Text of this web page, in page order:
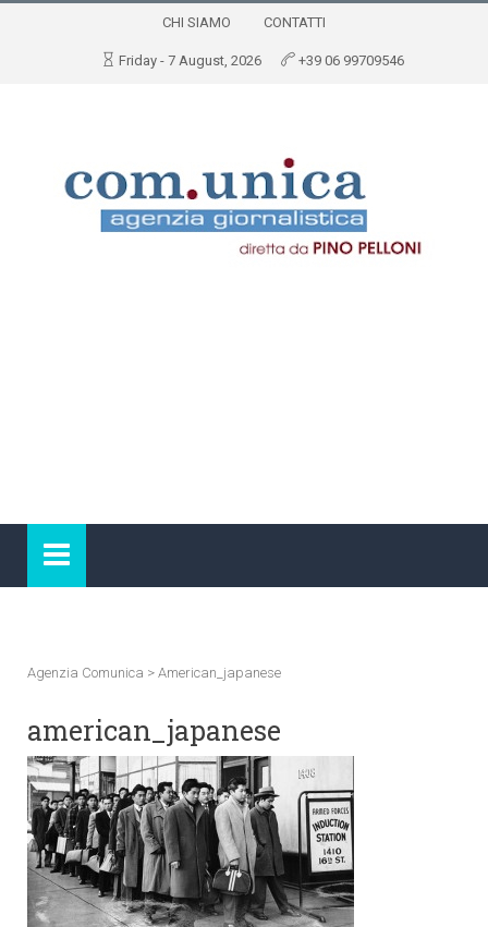
CHI SIAMO CONTATTI
Friday - 7 August, 2026 +39 06 99709546
Agenzia Comunica > American_japanese
american_japanese